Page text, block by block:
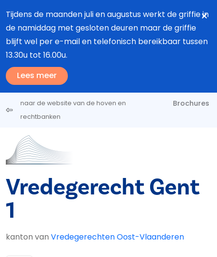
Tijdens de maanden juli en augustus werkt de griffie in
de namiddag met gesloten deuren maar de griffie
blijft wel per e-mail en telefonisch bereikbaar tussen
13.30u tot 16.00u.
Lees meer
naar de website van de hoven en
rechtbanken
Brochures
Vredegerecht Gent
1
kanton van Vredegerechten Oost-Vlaanderen